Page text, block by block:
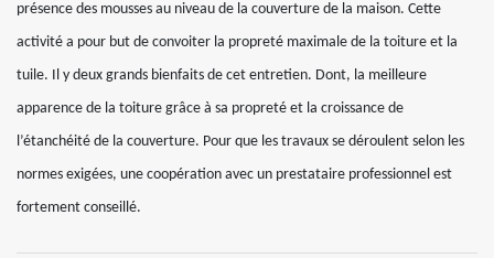
présence des mousses au niveau de la couverture de la maison. Cette
activité a pour but de convoiter la propreté maximale de la toiture et la
tuile. Il y deux grands bienfaits de cet entretien. Dont, la meilleure
apparence de la toiture grâce à sa propreté et la croissance de
l’étanchéité de la couverture. Pour que les travaux se déroulent selon les
normes exigées, une coopération avec un prestataire professionnel est
fortement conseillé.